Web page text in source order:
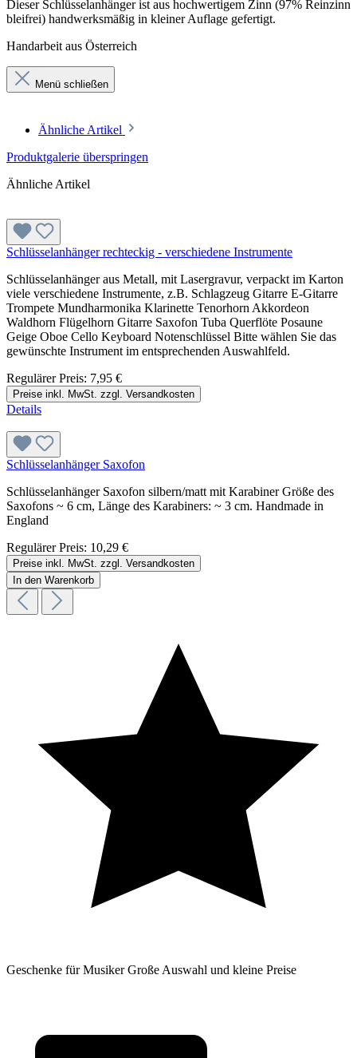
Dieser Schlüsselanhänger ist aus hochwertigem Zinn (97% Reinzinn
bleifrei) handwerksmäßig in kleiner Auflage gefertigt.
Handarbeit aus Österreich
Menü schließen
Ähnliche Artikel
Produktgalerie überspringen
Ähnliche Artikel
Schlüsselanhänger rechteckig - verschiedene Instrumente
Schlüsselanhänger aus Metall, mit Lasergravur, verpackt im Karton
viele verschiedene Instrumente, z.B. Schlagzeug Gitarre E-Gitarre
Trompete Mundharmonika Klarinette Tenorhorn Akkordeon
Waldhorn Flügelhorn Gitarre Saxofon Tuba Querflöte Posaune
Geige Oboe Cello Keyboard Notenschlüssel Bitte wählen Sie das
gewünschte Instrument im entsprechenden Auswahlfeld.
Regulärer Preis: 7,95 €
Preise inkl. MwSt. zzgl. Versandkosten
Details
Schlüsselanhänger Saxofon
Schlüsselanhänger Saxofon silbern/matt mit Karabiner Größe des
Saxofons ~ 6 cm, Länge des Karabiners: ~ 3 cm. Handmade in
England
Regulärer Preis: 10,29 €
Preise inkl. MwSt. zzgl. Versandkosten
In den Warenkorb
Geschenke für Musiker Große Auswahl und kleine Preise